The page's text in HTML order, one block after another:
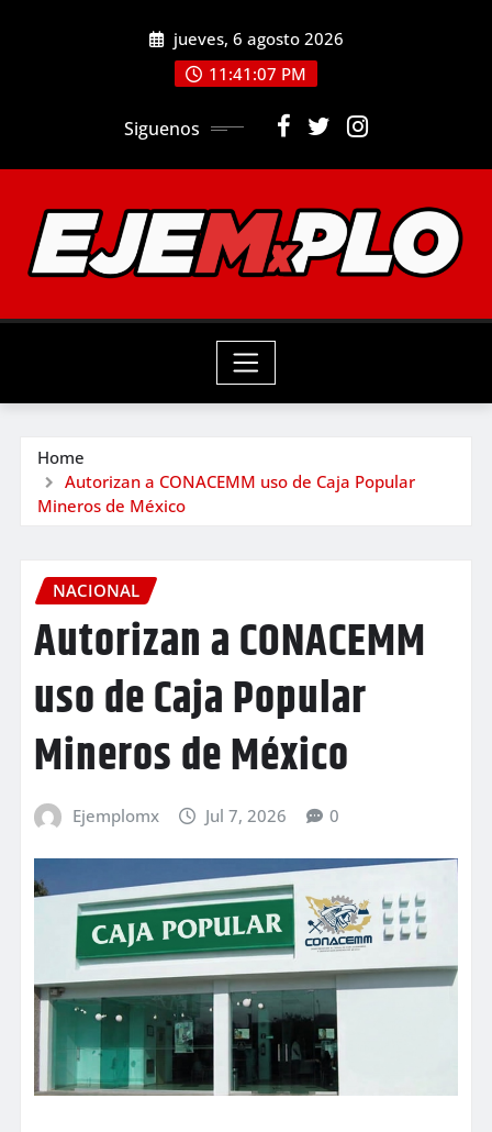
jueves, 6 agosto 2026
11:41:08 PM
Siguenos
Home
Autorizan a CONACEMM uso de Caja Popular
Mineros de México
NACIONAL
Autorizan a CONACEMM
uso de Caja Popular
Mineros de México
Ejemplomx Jul 7, 2026 0